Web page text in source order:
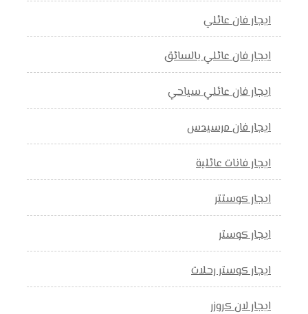
ايجار فان عائلي
ايجار فان عائلي بالسائق
ايجار فان عائلي سياحي
ايجار فان مرسيدس
ايجار فانات عائلية
ايجار كوستتر
ايجار كوستر
ايجار كوستر رحلات
ايجار لان كروزر